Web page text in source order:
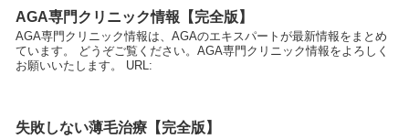
AGA専門クリニック情報【完全版】
AGA専門クリニック情報は、AGAのエキスパートが最新情報をまとめ
ています。 どうぞご覧ください。AGA専門クリニック情報をよろしく
お願いいたします。 URL:
失敗しない薄毛治療【完全版】